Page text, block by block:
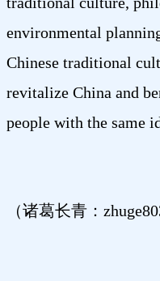
environmental
Chinese traditional
revitalize China and
people with the same
（诸葛长青：